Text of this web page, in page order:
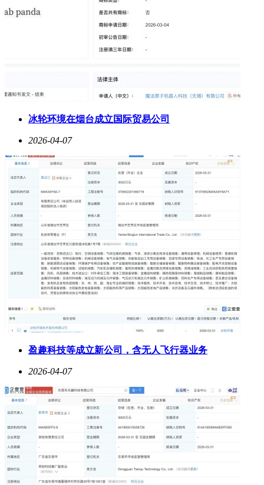
冰轮环境在烟台成立国际贸易公司
2026-04-07
盈趣科技等成立新公司，含无人飞行器业务
2026-04-07